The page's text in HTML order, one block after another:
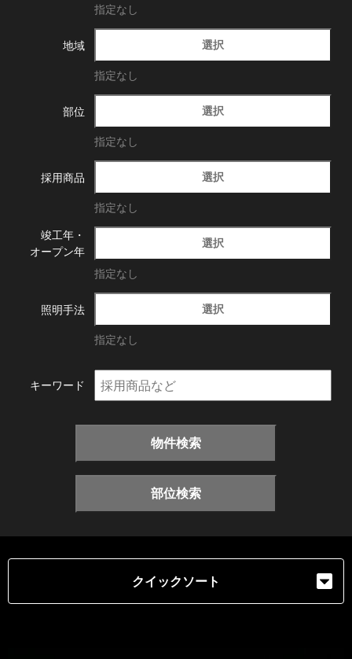
指定なし
地域 選択
指定なし
部位 選択
指定なし
採用商品 選択
指定なし
竣工年・
オープン年
選択
指定なし
照明手法 選択
指定なし
キーワード
物件検索
部位検索
クイックソート